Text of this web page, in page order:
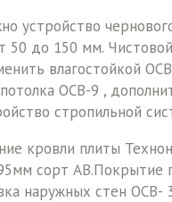
устройство
50 до 150 мм.
влагостойкой
ОСВ-9 ,
стропильной
кровли плиты
сорт АВ.Покрытие
наружных стен ОСВ-